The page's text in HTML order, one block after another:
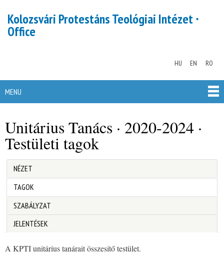
main
Kolozsvári Protestáns Teológiai Intézet ∙
Office
HU EN RO
MENU
You are here
Unitárius Tanács · 2020-2024 ·
Testületi tagok
Primary tabs
NÉZET
TAGOK
(ACTIVE TAB)
SZABÁLYZAT
JELENTÉSEK
A KPTI unitárius tanárait összesítő testület.